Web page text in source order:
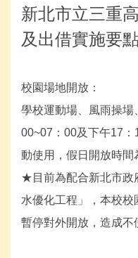
學校組織
新北市立三重
及出借實施要
校園場地開放：
學校運動場、風雨操場
00~07：00及下午17
動使用，假日開放時間
★目前為配合新北市政
水優化工程」，本校
暫停對外開放，造成不